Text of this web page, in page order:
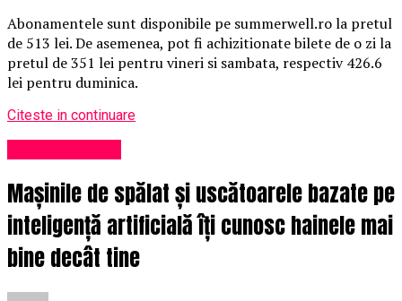
Abonamentele sunt disponibile pe summerwell.ro la pretul
de 513 lei. De asemenea, pot fi achizitionate bilete de o zi la
pretul de 351 lei pentru vineri si sambata, respectiv 426.6
lei pentru duminica.
Citeste in continuare
Mașinile de spălat și uscătoarele bazate pe
inteligență artificială îți cunosc hainele mai
bine decât tine